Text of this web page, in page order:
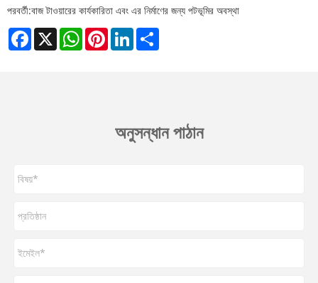
পরবর্তী:বাজ টাওয়ারের কার্যকারিতা এবং এর নির্মাণের জন্য পটভূমির অবস্থা
Facebook
X WhatsAppPinterestLinkedIn
অনুসন্ধান পাঠান